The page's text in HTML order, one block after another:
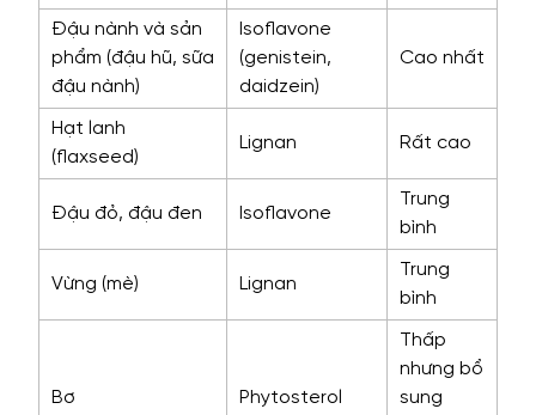
Đậu nành và sản
phẩm (đậu hũ, sữa
đậu nành)
Isoflavone
(genistein,
daidzein)
Cao nhất
Hạt lanh
(flaxseed)
Lignan Rất cao
Đậu đỏ, đậu đen Isoflavone
Trung
bình
Vừng (mè) Lignan
Trung
bình
Bơ Phytosterol
Thấp
nhưng bổ
sung